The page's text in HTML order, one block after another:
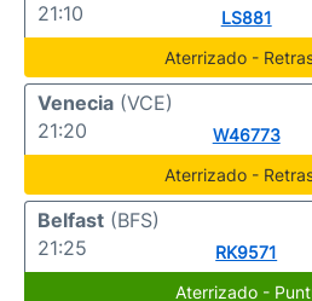
21:10
LS881
Aterrizado -
Venecia (VCE)
21:20
W46773
Aterrizado -
Belfast (BFS)
21:25
RK9571
Aterrizado -